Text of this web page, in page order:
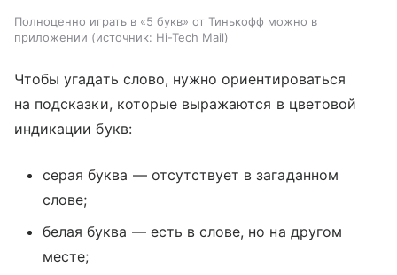
Полноценно играть в «5 букв» от Тинькофф можно в
приложении
источник: Hi-Tech Mail
Чтобы угадать слово, нужно ориентироваться
на подсказки, которые выражаются в цветовой
индикации букв:
серая буква — отсутствует в загаданном
слове;
белая буква — есть в слове, но на другом
месте;